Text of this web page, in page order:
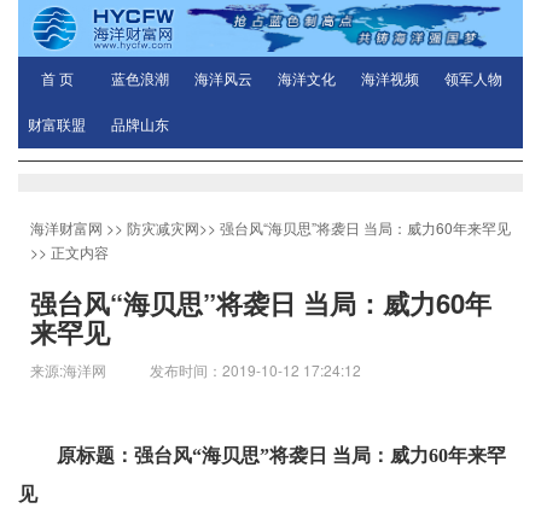
首 页 蓝色浪潮 海洋风云 海洋文化 海洋视频 领军人物
财富联盟 品牌山东
海洋财富网 >> 防灾减灾网>> 强台风“海贝思”将袭日 当局：威力60年来罕见
>> 正文内容
强台风“海贝思”将袭日 当局：威力60年
来罕见
来源:海洋网 发布时间：2019-10-12 17:24:12
原标题：强台风“海贝思”将袭日 当局：威力60年来罕
见